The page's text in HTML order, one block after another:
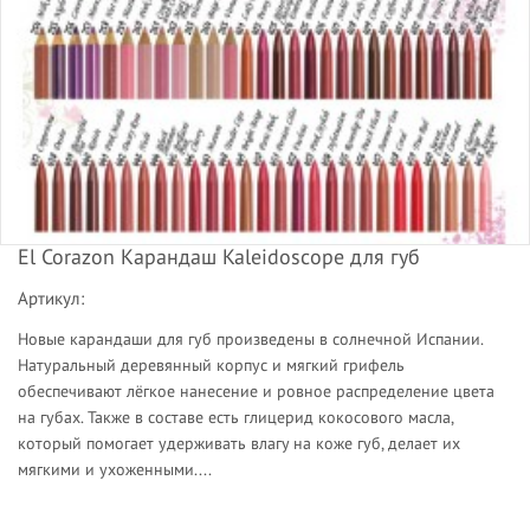
El Corazon Карандаш Kaleidoscope для губ
Артикул:
Новые карандаши для губ произведены в солнечной Испании.
Натуральный деревянный корпус и мягкий грифель
обеспечивают лёгкое нанесение и ровное распределение цвета
на губах. Также в составе есть глицерид кокосового масла,
который помогает удерживать влагу на коже губ, делает их
мягкими и ухоженными....